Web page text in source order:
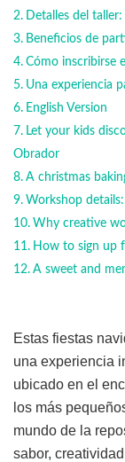
Detalles del
Beneficios de
Cómo inscribirse
Una experiencia
English Version
Let your kids
Obrador
A christmas
Workshop
Why creative
How to sign up
A sweet and
Estas fiestas
una experiencia
ubicado en el
los más
mundo de la
sabor,